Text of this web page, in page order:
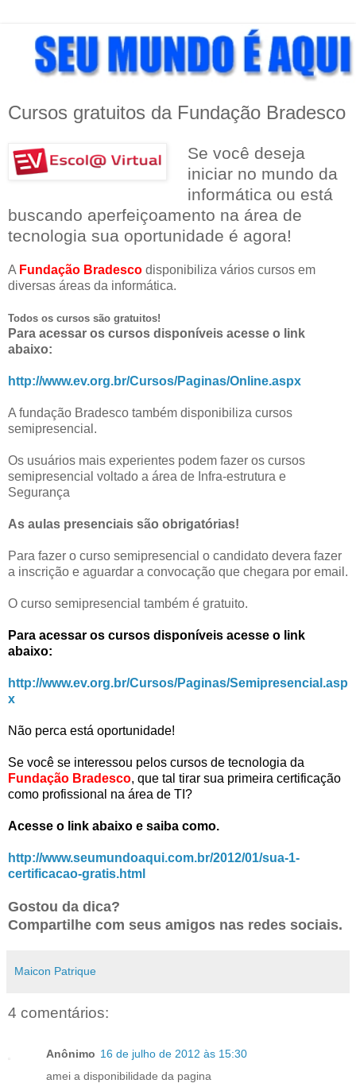
Cursos gratuitos da Fundação Bradesco
Se você deseja
iniciar no mundo da
informática ou está
buscando aperfeiçoamento na área de
tecnologia sua oportunidade é agora!
A Fundação Bradesco disponibiliza vários cursos em
diversas áreas da informática.
Todos os cursos são gratuitos!
Para acessar os cursos disponíveis acesse o link
abaixo:
http://www.ev.org.br/Cursos/Paginas/Online.aspx
A fundação Bradesco também disponibiliza cursos
semipresencial.
Os usuários mais experientes podem fazer os cursos
semipresencial voltado a área de Infra-estrutura e
Segurança
As aulas presenciais são obrigatórias!
Para fazer o curso semipresencial o candidato devera fazer
a inscrição e aguardar a convocação que chegara por email.
O curso semipresencial também é gratuito.
Para acessar os cursos disponíveis acesse o link
abaixo:
http://www.ev.org.br/Cursos/Paginas/Semipresencial.asp
x
Não perca está oportunidade!
Se você se interessou pelos cursos de tecnologia da
Fundação Bradesco, que tal tirar sua primeira certificação
como profissional na área de TI?
Acesse o link abaixo e saiba como.
http://www.seumundoaqui.com.br/2012/01/sua-1-
certificacao-gratis.html
Gostou da dica?
Compartilhe com seus amigos nas redes sociais.
Maicon Patrique
4 comentários:
Anônimo 16 de julho de 2012 às 15:30
amei a disponibilidade da pagina